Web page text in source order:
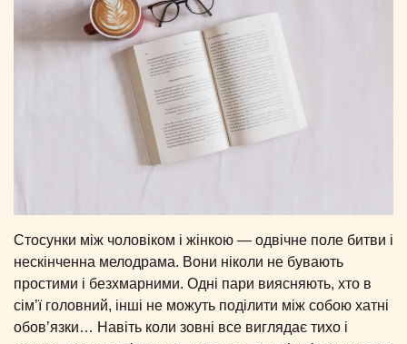
Стосунки між чоловіком і жінкою — одвічне поле битви і
нескінченна мелодрама. Вони ніколи не бувають
простими і безхмарними. Одні пари виясняють, хто в
сім’ї головний, інші не можуть поділити між собою хатні
обов’язки… Навіть коли зовні все виглядає тихо і